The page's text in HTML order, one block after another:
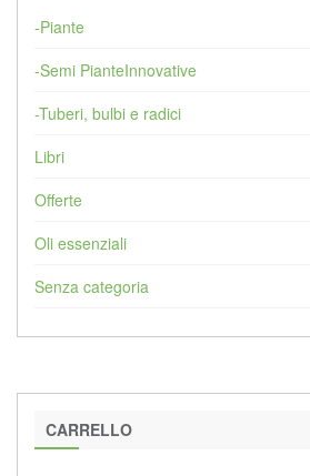
-Piante
-Semi PianteInnovative
-Tuberi, bulbi e radici
Libri
Offerte
Oli essenziali
Senza categoria
CARRELLO